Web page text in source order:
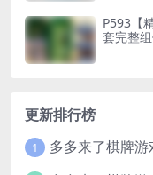
P593【
套完整
更新排行榜
1 多多来了棋牌